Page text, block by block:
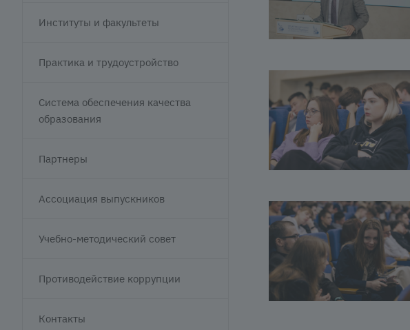
Институты и факультеты
Практика и трудоустройство
Система обеспечения качества
образования
Партнеры
Ассоциация выпускников
Учебно-методический совет
Противодействие коррупции
Контакты